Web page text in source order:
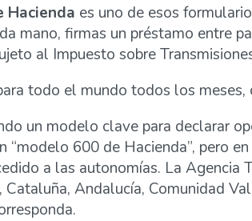
Hacienda es uno de esos
mano, firmas un préstamo entre
al Impuesto sobre
todo el mundo todos los
un modelo clave para declarar
“modelo 600 de Hacienda”, pero
a las autonomías. La Agencia
Cataluña, Andalucía, Comunidad